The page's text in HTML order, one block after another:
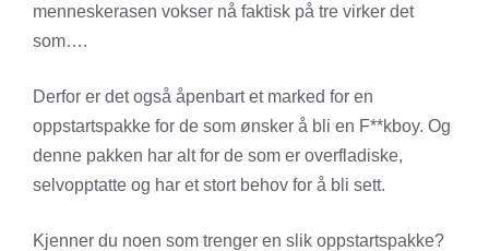
menneskerasen vokser nå faktisk på tre virker det
som….
Derfor er det også åpenbart et marked for en
oppstartspakke for de som ønsker å bli en F**kboy. Og
denne pakken har alt for de som er overfladiske,
selvopptatte og har et stort behov for å bli sett.
Kjenner du noen som trenger en slik oppstartspakke?